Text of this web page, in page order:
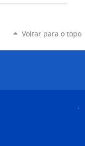
Voltar para o topo